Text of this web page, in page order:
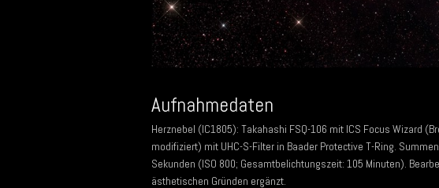
Aufnahmedaten
Herznebel (IC1805): Takahashi FSQ-106 mit ICS Focus Wizard
modifiziert) mit UHC-S-Filter in Baader Protective T-Ring.
Sekunden (ISO 800; Gesamtbelichtungszeit: 105 Minuten).
ästhetischen Gründen ergänzt.